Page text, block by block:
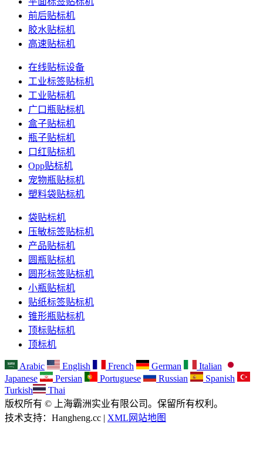
前后贴标机
胶水贴标机
高速贴标机
在线贴标设备
工业标签贴标机
工业贴标机
广口瓶贴标机
盒子贴标机
瓶子贴标机
口红贴标机
Opp贴标机
宠物瓶贴标机
塑料袋贴标机
袋贴标机
压敏标签贴标机
产品贴标机
圆瓶贴标机
圆形标签贴标机
小瓶贴标机
贴纸标签贴标机
锥形瓶贴标机
顶标贴标机
顶标机
Arabic English French German
Italian
Japanese
Persian Portuguese Russian
Spanish
Turkish
Thai
版权所有 © 上海霸洲实业有限公司。保留所有权利。
技术支持：Hangheng.cc | XML网站地图